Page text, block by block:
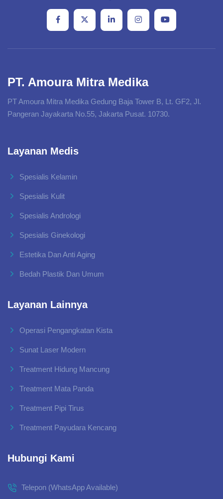
PT. Amoura Mitra Medika
PT Amoura Mitra Medika Gedung Baja Tower B, Lt. GF2, Jl.
Pangeran Jayakarta No.55, Jakarta Pusat. 10730.
Layanan Medis
Spesialis Kelamin
Spesialis Kulit
Spesialis Andrologi
Spesialis Ginekologi
Estetika Dan Anti Aging
Bedah Plastik Dan Umum
Layanan Lainnya
Operasi Pengangkatan Kista
Sunat Laser Modern
Treatment Hidung Mancung
Treatment Mata Panda
Treatment Pipi Tirus
Treatment Payudara Kencang
Hubungi Kami
Telepon (WhatsApp Available)